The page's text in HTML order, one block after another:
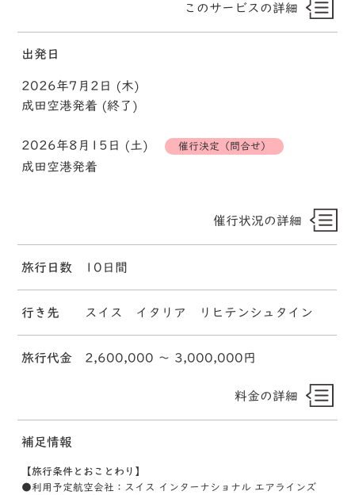
このサービスの詳細
出発日
2026年7月2日 (木)
成田空港発着 (終了)
2026年8月15日 (土) 催行決定（問合せ）
成田空港発着
催行状況の詳細
旅行日数 10日間
行き先 スイス イタリア リヒテンシュタイン
旅行代金 2,600,000 〜 3,000,000円
料金の詳細
補足情報
【旅行条件とおことわり】
●利用予定航空会社：スイス インターナショナル エアラインズ